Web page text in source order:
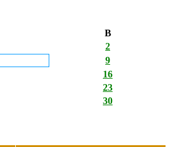
В
2
9
16
23
30